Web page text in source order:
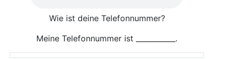
Wie ist deine Telefonnummer?
Meine Telefonnummer ist ___________.